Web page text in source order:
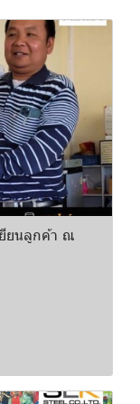
ยนลูกค้า ณ